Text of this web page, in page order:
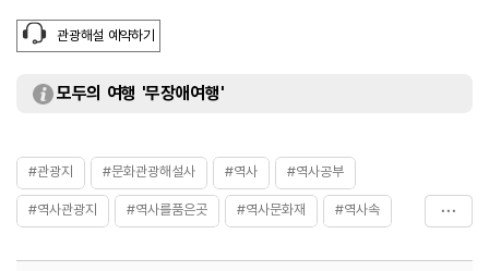
눈여겨볼 필요가 있다.
발굴조사를 통해서 확인되었다. 산성이 반드시 갖추어야하는 물자원과 관련된
전통 토목기술과 조경의 중요성을 보여주고자, 원형을 참고하여 집수시설의
관광해설 예약하기
모두의 여행 '무장애여행'
#관광지 #문화관광해설사 #역사 #역사공부
#역사관광지 #역사를품은곳 #역사문화재 #역사속